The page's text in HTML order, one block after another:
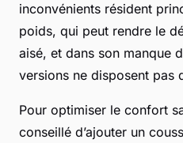
inconvénients résident
poids, qui peut rendre le
aisé, et dans son manque
versions ne disposent pas
Pour optimiser le confort
conseillé d’ajouter un